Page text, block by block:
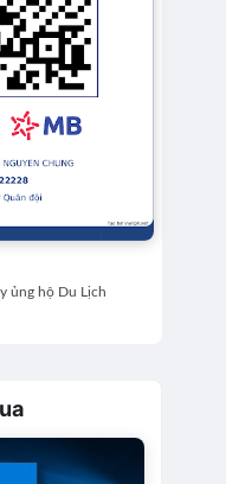
ủng hộ Du Lịch